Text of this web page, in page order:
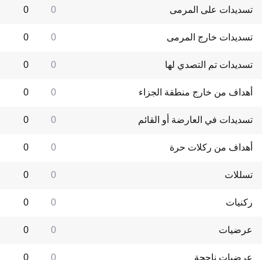
تسديدات على المرمى 0
0
تسديدات خارج المرمى 0
0
تسديدات تم التصدي لها 0
0
أهداف من خارج منطقة الجزاء 0
0
تسديدات في العارضة أو القائم 0
0
أهداف من ركلات حرة 0
0
تسللات 0
0
ركنيات 0
0
عرضيات 0
0
عرضيات ناجحة 0
0